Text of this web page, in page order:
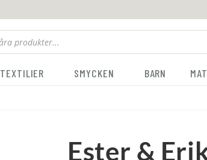
TEXTILIER SMYCKEN BARN
Ester &